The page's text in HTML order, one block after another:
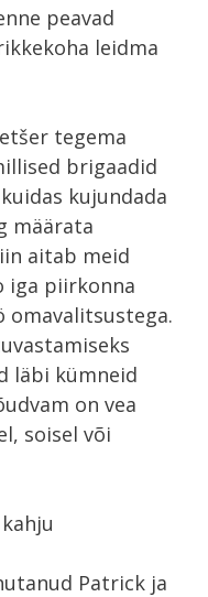
peavad
leidma
tegema
brigaadid
kujundada
määrata
aitab meid
iga piirkonna
läbi kümneid
on vea
soisel või
Patrick ja